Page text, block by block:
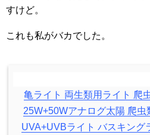
すけど。
これも私がバカでした。
亀ライト 両生類用ライト 爬
25W+50Wアナログ太陽 爬
UVA+UVBライト バスキン